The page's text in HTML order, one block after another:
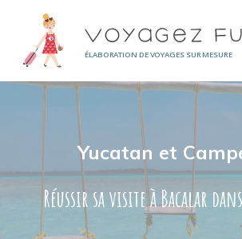
ÉLABORATION DE VOYAGES SUR MESURE
Yucatan et
Réussir sa visite à Bacalar
Panneau de gestion des cookies